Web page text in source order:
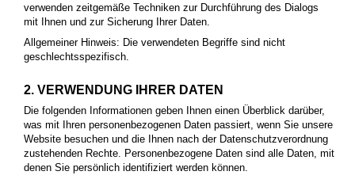
verwenden zeitgemäße Techniken zur Durchführung des Dialogs
mit Ihnen und zur Sicherung Ihrer Daten.
Allgemeiner Hinweis: Die verwendeten Begriffe sind nicht
geschlechtsspezifisch.
2. VERWENDUNG IHRER DATEN
Die folgenden Informationen geben Ihnen einen Überblick darüber,
was mit Ihren personenbezogenen Daten passiert, wenn Sie unsere
Website besuchen und die Ihnen nach der Datenschutzverordnung
zustehenden Rechte. Personenbezogene Daten sind alle Daten, mit
denen Sie persönlich identifiziert werden können.